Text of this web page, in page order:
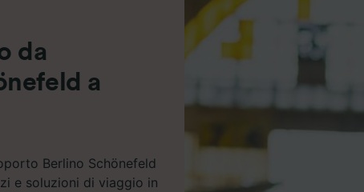
da
a
Berlino Schönefeld
e soluzioni di viaggio in